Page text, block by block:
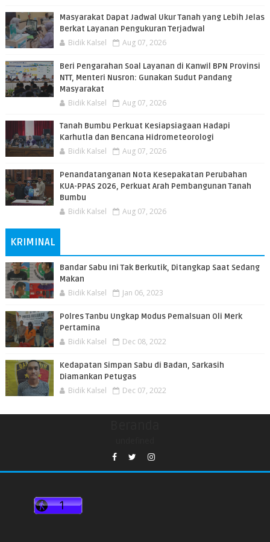
Masyarakat Dapat Jadwal Ukur Tanah yang Lebih Jelas
Berkat Layanan Pengukuran Terjadwal
Bidik Kalsel Aug 07, 2026
Beri Pengarahan Soal Layanan di Kanwil BPN Provinsi
NTT, Menteri Nusron: Gunakan Sudut Pandang
Masyarakat
Bidik Kalsel Aug 07, 2026
Tanah Bumbu Perkuat Kesiapsiagaan Hadapi
Karhutla dan Bencana Hidrometeorologi
Bidik Kalsel Aug 07, 2026
Penandatanganan Nota Kesepakatan Perubahan
KUA-PPAS 2026, Perkuat Arah Pembangunan Tanah
Bumbu
Bidik Kalsel Aug 07, 2026
KRIMINAL
Bandar Sabu Ini Tak Berkutik, Ditangkap Saat Sedang
Makan
Bidik Kalsel Jan 06, 2023
Polres Tanbu Ungkap Modus Pemalsuan Oli Merk
Pertamina
Bidik Kalsel Dec 08, 2022
Kedapatan Simpan Sabu di Badan, Sarkasih
Diamankan Petugas
Bidik Kalsel Dec 07, 2022